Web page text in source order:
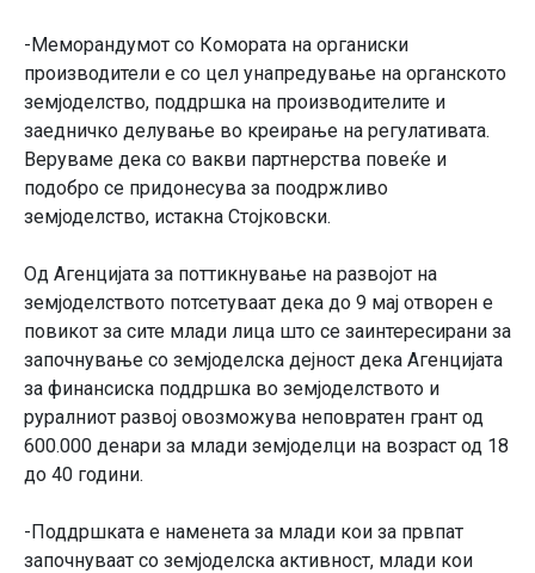
-Меморандумот со Комората на органиски
производители е со цел унапредување на органското
земјоделство, поддршка на производителите и
заедничко делување во креирање на регулативата.
Веруваме дека со вакви партнерства повеќе и
подобро се придонесува за поодржливо
земјоделство, истакна Стојковски.
Од Агенцијата за поттикнување на развојот на
земјоделството потсетуваат дека до 9 мај отворен e
повикот за сите млади лица што се заинтересирани за
започнување со земјоделска дејност дека Агенцијата
за финансиска поддршка во земјоделството и
руралниот развој овозможува неповратен грант од
600.000 денари за млади земјоделци на возраст од 18
до 40 години.
-Поддршката е наменета за млади кои за првпат
започнуваат со земјоделска активност, млади кои